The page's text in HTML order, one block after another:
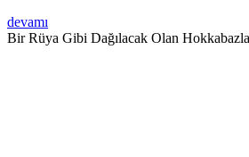
devamı
Bir Rüya Gibi Dağılacak Olan